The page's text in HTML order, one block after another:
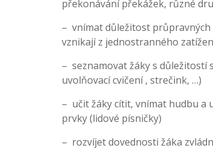
překonávání překážek, různé
– vnímat důležitost
vznikají z jednostranného
– seznamovat žáky s důležitostí
uvolňovací cvičení , strečink, …)
– učit žáky cítit, vnímat hudbu a
prvky (lidové písničky)
– rozvíjet dovednosti žáka